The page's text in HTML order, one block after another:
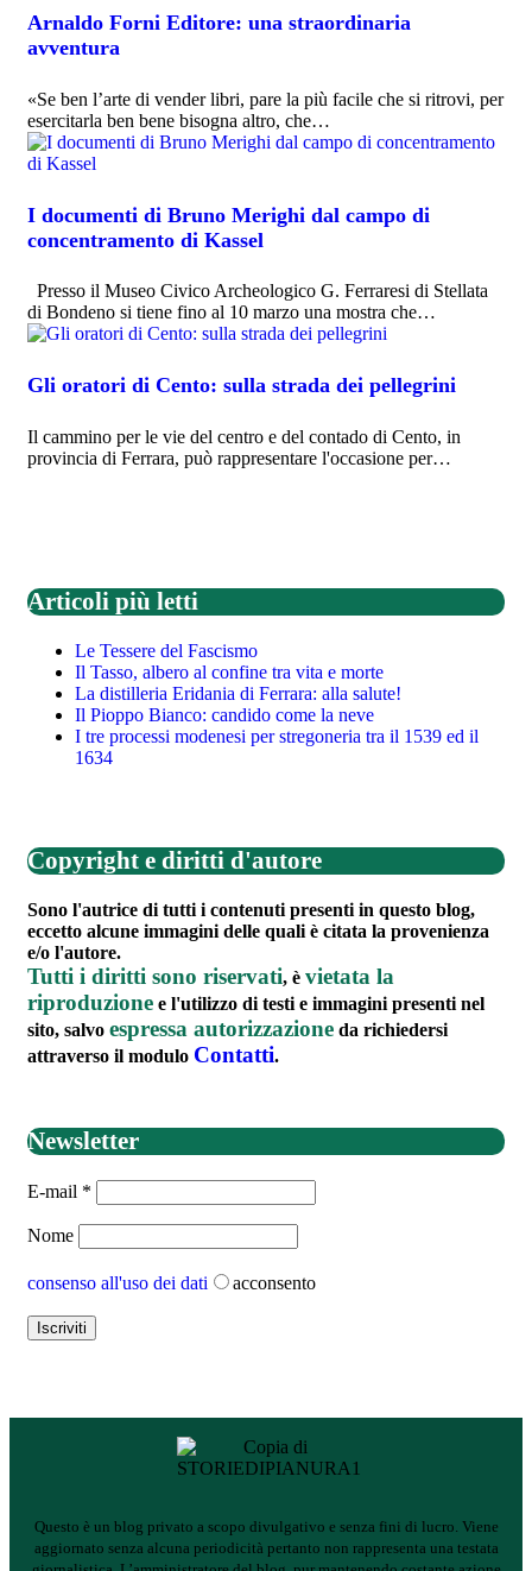
Arnaldo Forni Editore: una straordinaria
avventura
«Se ben l’arte di vender libri, pare la più facile che si ritrovi, per
esercitarla ben bene bisogna altro, che…
I documenti di Bruno Merighi dal campo di
concentramento di Kassel
Presso il Museo Civico Archeologico G. Ferraresi di Stellata
di Bondeno si tiene fino al 10 marzo una mostra che…
Gli oratori di Cento: sulla strada dei pellegrini
Il cammino per le vie del centro e del contado di Cento, in
provincia di Ferrara, può rappresentare l'occasione per…
Articoli più letti
Le Tessere del Fascismo
Il Tasso, albero al confine tra vita e morte
La distilleria Eridania di Ferrara: alla salute!
Il Pioppo Bianco: candido come la neve
I tre processi modenesi per stregoneria tra il 1539 ed il
1634
Copyright e diritti d'autore
Sono l'autrice di tutti i contenuti presenti in questo blog,
eccetto alcune immagini delle quali è citata la provenienza
e/o l'autore.
Tutti i diritti sono riservati, è vietata la
riproduzione e l'utilizzo di testi e immagini presenti nel
sito, salvo espressa autorizzazione da richiedersi
attraverso il modulo Contatti.
Newsletter
E-mail *
Nome
consenso all'uso dei dati acconsento
Questo è un blog privato a scopo divulgativo e senza fini di lucro. Viene
aggiornato senza alcuna periodicità pertanto non rappresenta una testata